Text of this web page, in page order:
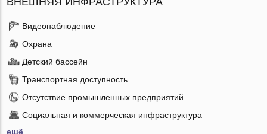
Видеонаблюдение
Охрана
Детский бассейн
Транспортная доступность
Отсутствие промышленных предприятий
Социальная и коммерческая инфраструктура
ещё